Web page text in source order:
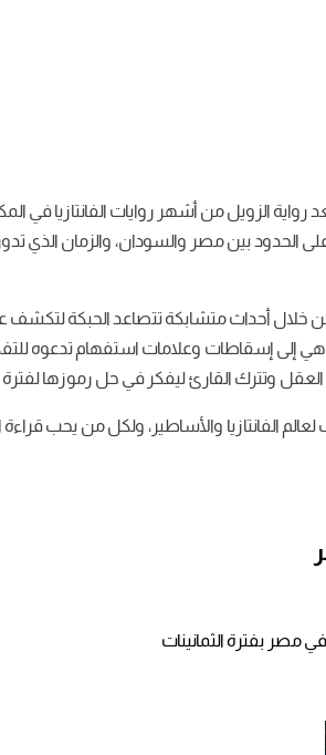
الزويل من أشهر روايات الفانتازيا في
الحدود بين مصر والسودان، والزمان الذي
خلال أحداث متشابكة تتصاعد الحبكة لتكشف
إلى إسقاطات وعلامات استفهام تدعوه
وتترك القارئ ليفكر في حل رموزها لفترة
الفانتازيا والأساطير، ولكل من يحب
مصر بفترة الثمانينات